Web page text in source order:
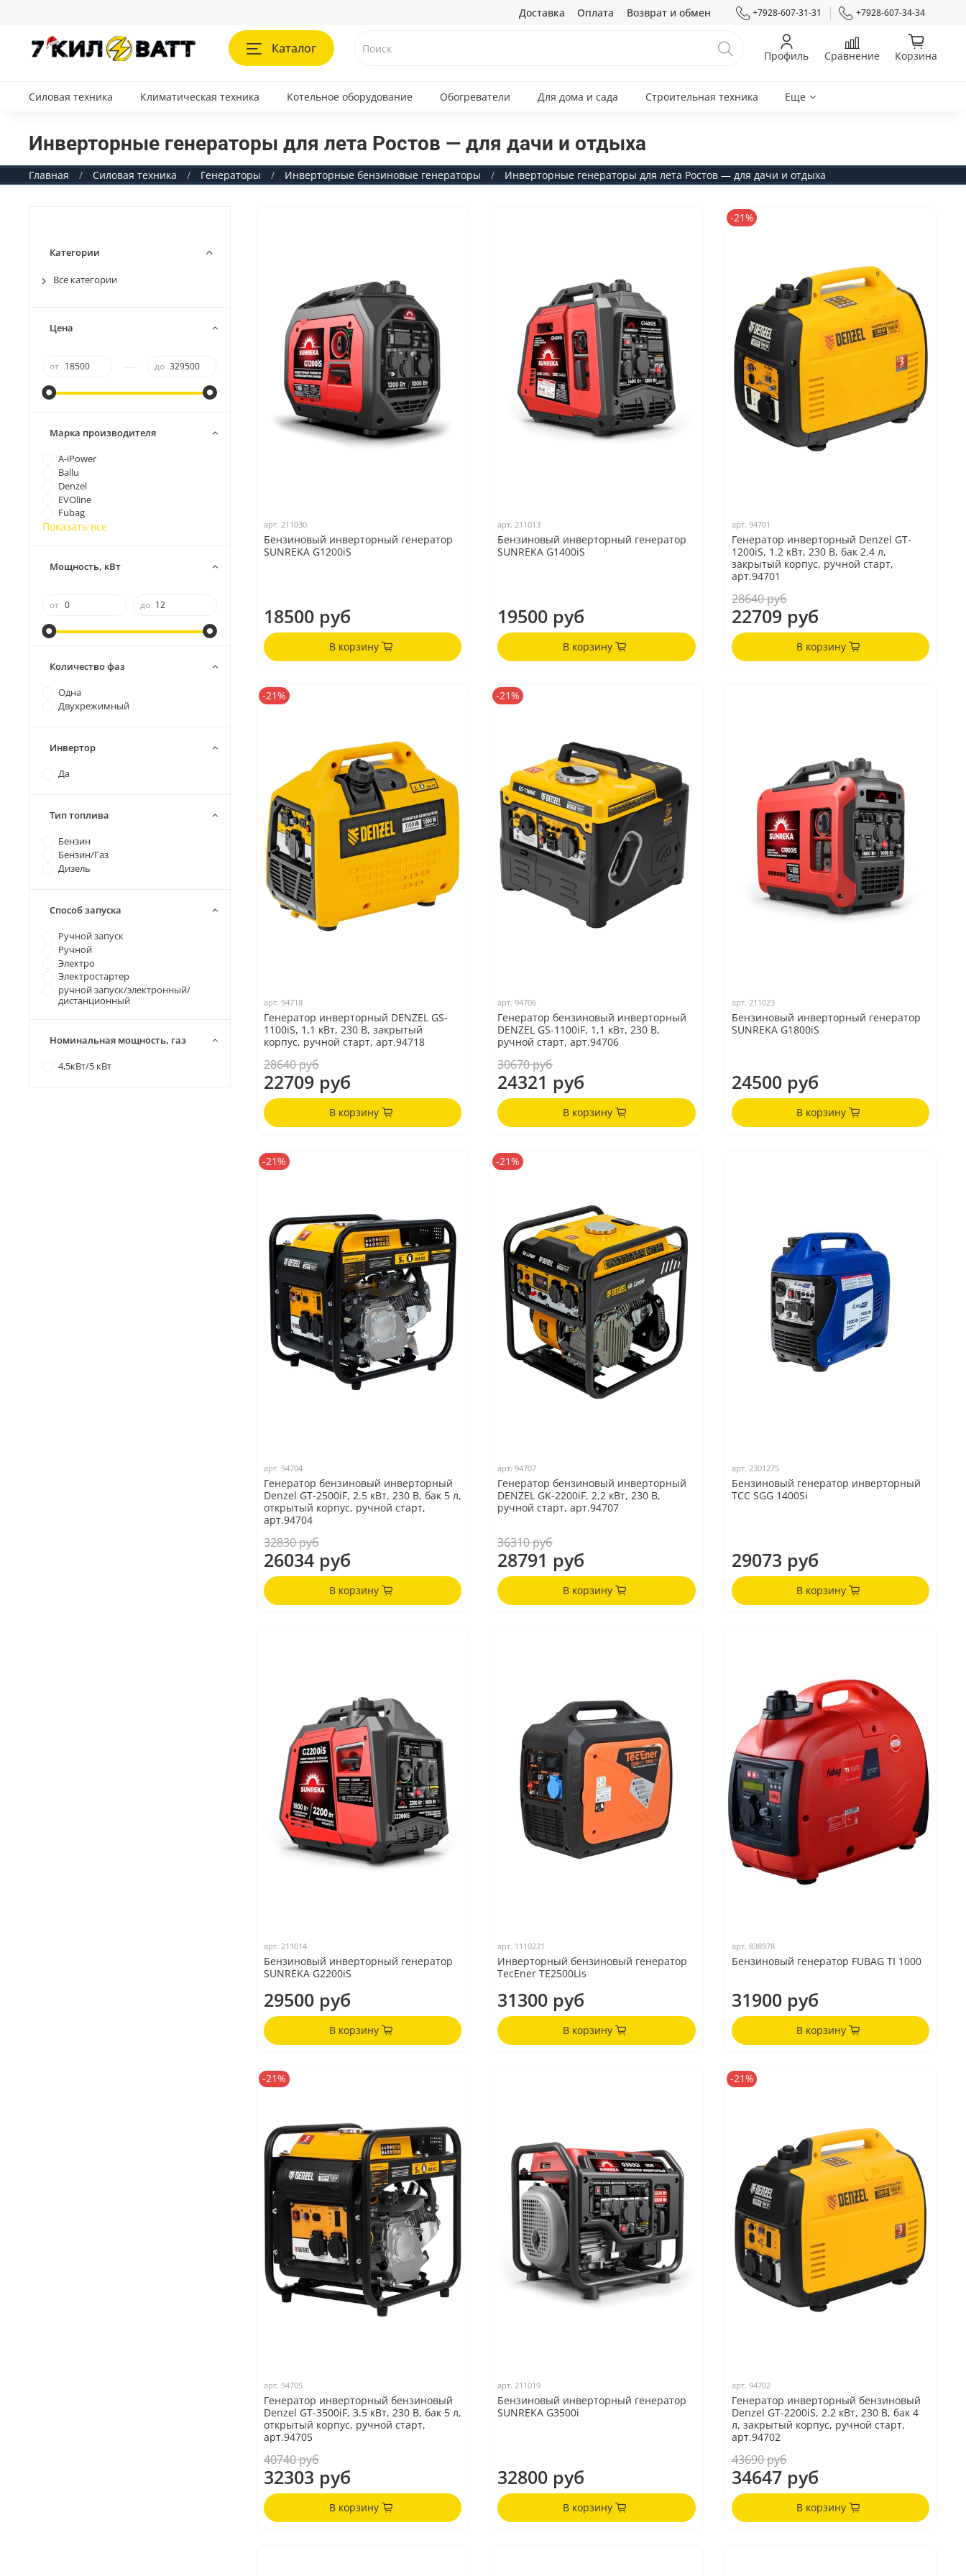
Доставка Оплата Возврат и обмен +7928-607-31-31 +7928-607-34-34
Каталог Профиль Сравнение Корзина
Силовая техника Климатическая техника Котельное оборудование Обогреватели Для дома и сада Строительная техника Еще
Инверторные генераторы для лета Ростов — для дачи и отдыха
Главная Силовая техника Генераторы Инверторные бензиновые генераторы Инверторные генераторы для лета Ростов — для дачи и отдыха
арт. 211030
Бензиновый инверторный генератор
SUNREKA G1200iS
18500 руб
В корзину
арт.211013
Бензиновый инверторный генератор
SUNREKA G1400iS
19500 руб
В корзину
-21%
арт. 94701
Генератор инверторный Denzel GT-
1200iS, 1.2 кВт, 230 В, бак 2.4 л,
закрытый корпус, ручной старт,
арт.94701
28640 руб
22709 руб
В корзину
-21%
арт. 94718
Генератор инверторный DENZEL GS-
1100iS, 1,1 кВт, 230 В, закрытый
корпус, ручной старт, арт.94718
28640 руб
22709 руб
В корзину
-21%
арт.94706
Генератор бензиновый инверторный
DENZEL GS-1100iF, 1,1 кВт, 230 В,
ручной старт, арт.94706
30670 руб
24321 руб
В корзину
арт. 211023
Бензиновый инверторный генератор
SUNREKA G1800iS
24500 руб
В корзину
-21%
арт. 94704
Генератор бензиновый инверторный
Denzel GT-2500iF, 2.5 кВт, 230 В, бак 5 л,
открытый корпус, ручной старт,
арт.94704
32830 руб
26034 руб
В корзину
-21%
арт.94707
Генератор бензиновый инверторный
DENZEL GK-2200iF, 2,2 кВт, 230 В,
ручной старт, арт.94707
36310 руб
28791 руб
В корзину
арт. 2301275
Бензиновый генератор инверторный
ТСС SGG 1400Si
29073 руб
В корзину
арт. 211014
Бензиновый инверторный генератор
SUNREKA G2200iS
29500 руб
В корзину
арт. 1110221
Инверторный бензиновый генератор
TecEner TE2500Lis
31300 руб
В корзину
арт. 838978
Бензиновый генератор FUBAG TI 1000
31900 руб
В корзину
-21%
арт. 94705
Генератор инверторный бензиновый
Denzel GT-3500iF, 3.5 кВт, 230 В, бак 5 л,
открытый корпус, ручной старт,
арт.94705
40740 руб
32303 руб
В корзину
арт.211019
Бензиновый инверторный генератор
SUNREKA G3500i
32800 руб
В корзину
-21%
арт. 94702
Генератор инверторный бензиновый
Denzel GT-2200iS, 2.2 кВт, 230 В, бак 4
л, закрытый корпус, ручной старт,
арт.94702
43690 руб
34647 руб
В корзину
Категории
Все категории
Цена
от до
Марка производителя
A-iPower
Ballu
Denzel
EVOline
Fubag
Показать все
Мощность, кВт
от до
Количество фаз
Одна
Двухрежимный
Инвертор
Да
Тип топлива
Бензин
Бензин/Газ
Дизель
Способ запуска
Ручной запуск
Ручной
Электро
Электростартер
ручной запуск/электронный/
дистанционный
Номинальная мощность, газ
4,5кВт/5 кВт